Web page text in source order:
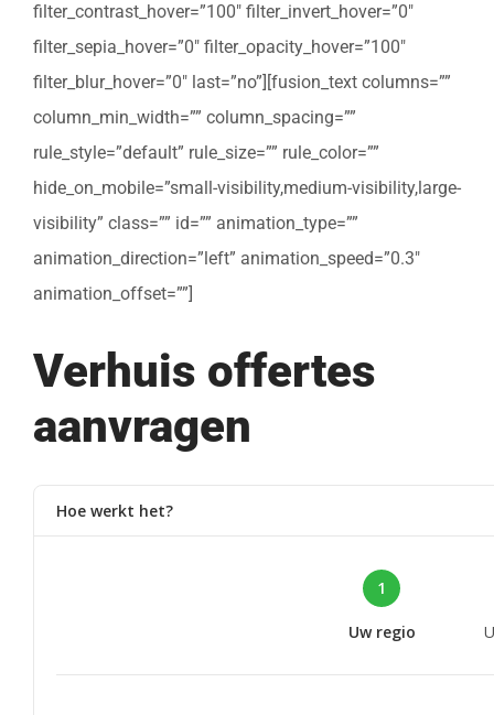
filter_contrast_hover=”100″ filter_invert_hover=”0″
filter_sepia_hover=”0″ filter_opacity_hover=”100″
filter_blur_hover=”0″ last=”no”][fusion_text columns=””
column_min_width=”” column_spacing=””
rule_style=”default” rule_size=”” rule_color=””
hide_on_mobile=”small-visibility,medium-visibility,large-
visibility” class=”” id=”” animation_type=””
animation_direction=”left” animation_speed=”0.3″
animation_offset=””]
Verhuis offertes
aanvragen